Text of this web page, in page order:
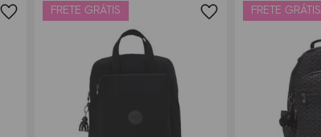
FRETE GRÁTIS FRETE GRÁTIS